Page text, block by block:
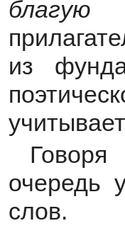
благую
из
очередь
слов.